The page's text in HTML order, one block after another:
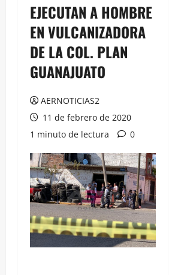
EJECUTAN A HOMBRE
EN VULCANIZADORA
DE LA COL. PLAN
GUANAJUATO
AERNOTICIAS2
11 de febrero de 2020
1 minuto de lectura
0